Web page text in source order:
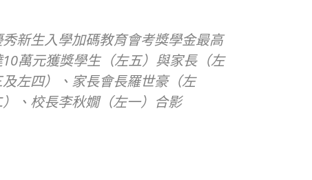
秀新生入學加碼教育會考獎學金最高
10萬元獲獎學生（左五）與家長（左
及左四）、家長會長羅世豪（左
）、校長李秋嫺（左一）合影